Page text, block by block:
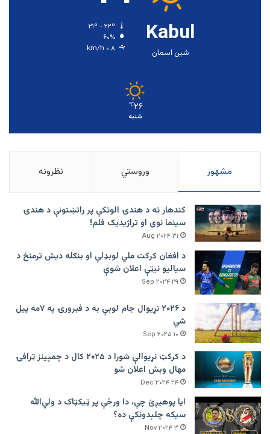
Kabul
شین اسمان
۶۰%
۰.۸ km/h
۲۶℃
شنبه
مشهور وروستي نظرونه
کندهار ته د هندۍ الوتکې پر راتښتونې د هندۍ
سینما نوی او تراژيديک فلم!
۳۱ Aug ۲۰۲۴
د افغان کرکت ملي لوبډلې او بنګله دیش ترمنځ د
سیالیو نیټې اعلان شوې
۲۹ Sep ۲۰۲۴
د ۲۰۲۶ نړیوال جام لوبې به د فبرورۍ په ۷مه پیل
شي
۱۰ Sep ۲۰۲۵
د کرکټ نړیوالې شورا د ۲۰۲۵ کال د چمپینز ټرافۍ
مهال وېش اعلان شو
۲۴ Dec ۲۰۲۴
ایا پوهیږئ چې، دا ورځې پر ټيکټاک د ولي‌الله
سیکه چلېدونکې ده؟
۳ Nov ۲۰۲۴